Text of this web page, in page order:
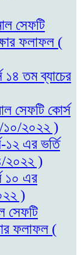
সেফটি
ফলাফল (
১৪ তম ব্যাচের
সেফটি কোর্স
১০/২০২২ )
১২ এর ভর্তি
২০২২ )
১০ এর
)
সেফটি
ফলাফল (